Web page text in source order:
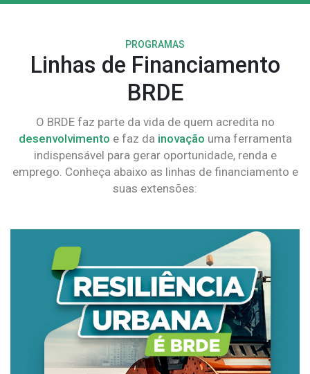
PROGRAMAS
Linhas de Financiamento
BRDE
O BRDE faz parte da vida de quem acredita no
desenvolvimento e faz da inovação uma ferramenta
indispensável para gerar oportunidade, renda e
emprego. Conheça abaixo as linhas de financiamento e
suas extensões: